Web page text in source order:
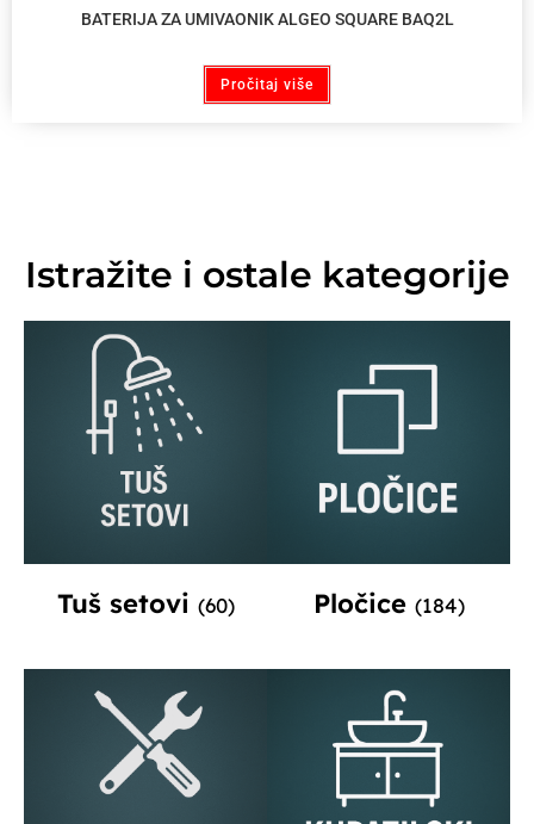
BATERIJA ZA UMIVAONIK ALGEO SQUARE BAQ2L
Pročitaj više
Istražite i ostale kategorije
Tuš setovi (60) Pločice (184)